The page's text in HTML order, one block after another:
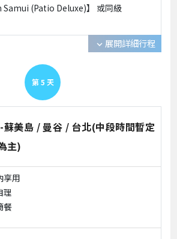
Samui (Patio Deluxe)】 或同級
expand_more 展開詳細行程
第 5 天
美島 / 曼谷 / 台北(中段時間暫定
主)
享用
理
餐